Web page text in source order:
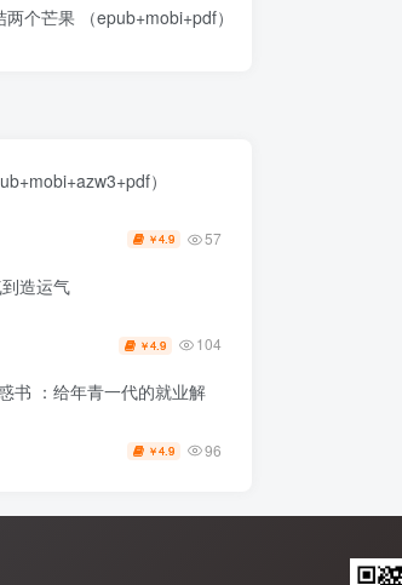
个芒果 （epub+mobi+pdf）
）
￥4.9 57
造运气
￥4.9 104
书 ：给年青一代的就业解
￥4.9 96